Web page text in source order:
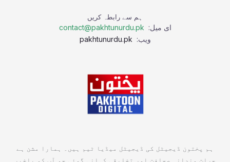
ہم سے رابطہ کریں
ای میل: contact@pakhtunurdu.pk
ویب:
ہم پختون ڈیجیٹل کی ڈیجیٹل میڈیا ٹیم ہیں۔ ہمارا مشن ہے
جرات مندانہ صحافت اور تخلیقی کہانی گوئی جو آپ کو باخبر